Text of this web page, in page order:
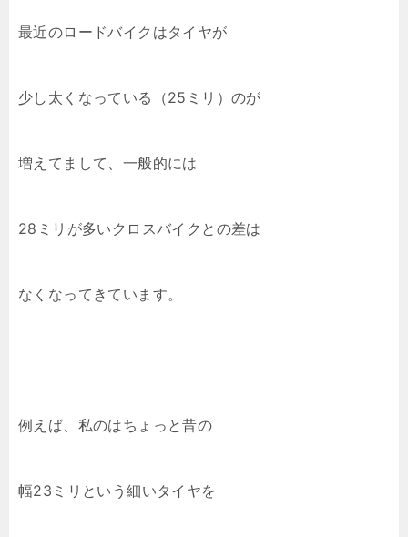
最近のロードバイクはタイヤが
少し太くなっている（25ミリ）のが
増えてまして、一般的には
28ミリが多いクロスバイクとの差は
なくなってきています。
例えば、私のはちょっと昔の
幅23ミリという細いタイヤを